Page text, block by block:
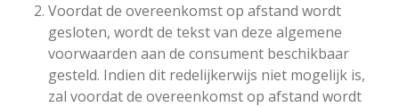
Voordat de overeenkomst op afstand wordt
gesloten, wordt de tekst van deze algemene
voorwaarden aan de consument beschikbaar
gesteld. Indien dit redelijkerwijs niet mogelijk is,
zal voordat de overeenkomst op afstand wordt